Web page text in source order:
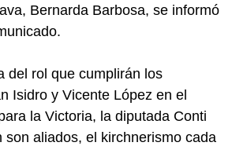
Bernarda Barbosa, se informó
del rol que cumplirán los
Isidro y Vicente López en el
la Victoria, la diputada Conti
son aliados, el kirchnerismo cada